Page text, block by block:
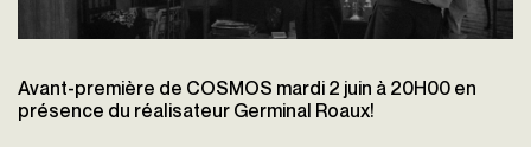
Avant-première de COSMOS mardi 2 juin à 20H00 en
présence du réalisateur Germinal Roaux!